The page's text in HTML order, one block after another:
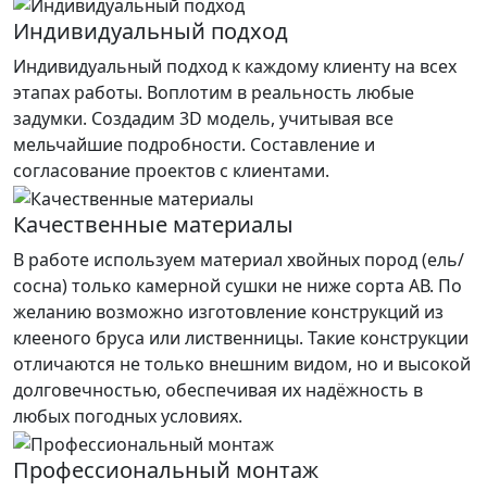
Индивидуальный подход
Индивидуальный подход к каждому клиенту на всех
этапах работы. Воплотим в реальность любые
задумки. Создадим 3D модель, учитывая все
мельчайшие подробности. Составление и
согласование проектов с клиентами.
Качественные материалы
В работе используем материал хвойных пород (ель/
сосна) только камерной сушки не ниже сорта АВ. По
желанию возможно изготовление конструкций из
клееного бруса или лиственницы. Такие конструкции
отличаются не только внешним видом, но и высокой
долговечностью, обеспечивая их надёжность в
любых погодных условиях.
Профессиональный монтаж